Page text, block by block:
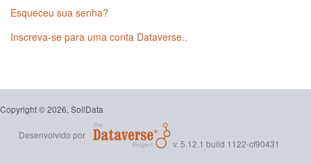
Esqueceu sua senha?
Inscreva-se para uma conta Dataverse..
Copyright © 2026, SoilData
Desenvolvido por
v. 5.12.1 build 1122-cf90431